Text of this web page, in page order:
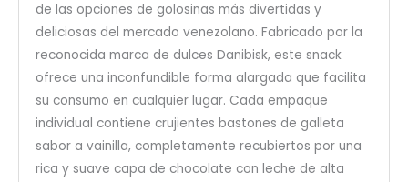
de las opciones de golosinas más divertidas y
deliciosas del mercado venezolano. Fabricado por la
reconocida marca de dulces Danibisk, este snack
ofrece una inconfundible forma alargada que facilita
su consumo en cualquier lugar. Cada empaque
individual contiene crujientes bastones de galleta
sabor a vainilla, completamente recubiertos por una
rica y suave capa de chocolate con leche de alta